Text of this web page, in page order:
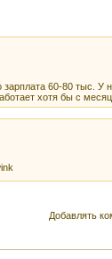
зарплата 60-80 тыс.
хотя бы с
Добавлять